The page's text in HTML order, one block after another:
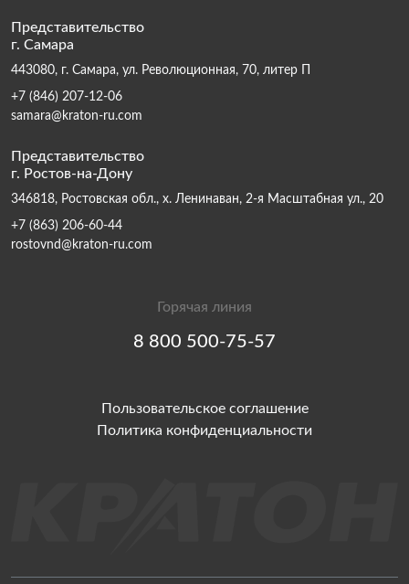
Представительство
г. Самара
443080, г. Самара, ул. Революционная, 70, литер П
+7 (846) 207-12-06
samara@kraton-ru.com
Представительство
г. Ростов-на-Дону
346818, Ростовская обл., х. Ленинаван, 2-я Масштабная ул., 20
+7 (863) 206-60-44
rostovnd@kraton-ru.com
Горячая линия
8 800 500-75-57
Пользовательское соглашение
Политика конфиденциальности